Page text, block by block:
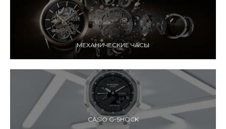
МЕХАНИЧЕСКИЕ ЧАСЫ
CASIO G-SHOCK